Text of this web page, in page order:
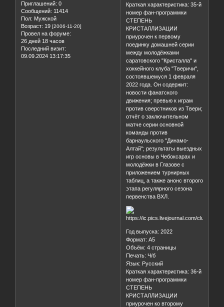
Зарегистрирован
Приглашений:0
Сообщений:11414
Пол:Мужской
Возраст:19[2006-11-20]
Провел на форуме:
26 дней 18 часов
Последний визит:
Язык: Русский
Краткая характеристика: 35-й
номер фан-программки
СТЕПЕНЬ
КРИСТАЛЛИЗАЦИИ
приурочен к первому
поединку домашней серии
между молодёжками
саратовского "Кристалла" и
хоккейного клуба "Тверичи",
состоявшемуся 1 февраля
2022 года. Он содержит:
новости фанатского
движения; превью к играм
против сверстников из Твери;
отчёт о заключительном
матче серии основной
команды против
барнаульского "Динамо-
Алтай"; результаты выездных
игр основы в Чебоксарах и
молодёжки в Глазове с
приложением турнирных
таблиц, а также анонс второго
этапа регулярного сезона
Год выпуска: 2022
Формат: А5
Объём: 4 страницы
Печать: Ч/б
Язык: Русский
Краткая характеристика: 36-й
номер фан-программки
СТЕПЕНЬ
КРИСТАЛЛИЗАЦИИ